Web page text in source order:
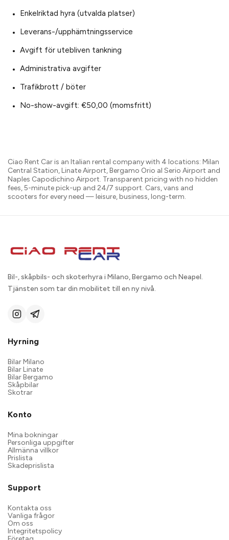
Enkelriktad hyra (utvalda platser)
Leverans-/upphämtningsservice
Avgift för utebliven tankning
Administrativa avgifter
Trafikbrott / böter
No-show-avgift: €50,00 (momsfritt)
Ciao Rent Car is an Italian rental company with 4 locations: Milan
Central Station, Linate Airport, Bergamo Orio al Serio Airport and
Naples Capodichino Airport. Transparent pricing with no hidden
fees, 5-minute pick-up and 24/7 support. Cars, vans and
scooters for every need — leisure, business, long-term.
Bil-, skåpbils- och skoterhyra i Milano, Bergamo och Neapel.
Tjänsten som tar din mobilitet till en ny nivå.
Hyrning
Bilar Milano
Bilar Linate
Bilar Bergamo
Skåpbilar
Skotrar
Konto
Mina bokningar
Personliga uppgifter
Allmänna villkor
Prislista
Skadeprislista
Support
Kontakta oss
Vanliga frågor
Om oss
Integritetspolicy